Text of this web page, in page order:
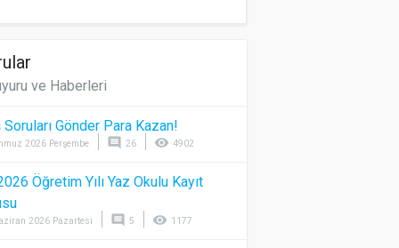
ve Haberleri
Soruları Gönder Para Kazan!
2026 Perşembe comment 26 visibility 4902
Öğretim Yılı Yaz Okulu Kayıt
2026 Pazartesi comment 5 visibility 1177